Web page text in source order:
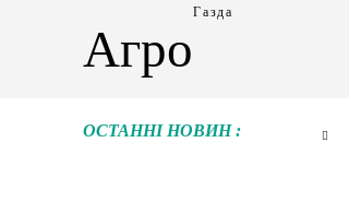
Агро
Газда
ОСТАННІ НОВИН :